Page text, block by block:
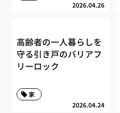
2026.04.26
高齢者の一人暮らしを
守る引き戸のバリアフ
リーロック
2026.04.24
家